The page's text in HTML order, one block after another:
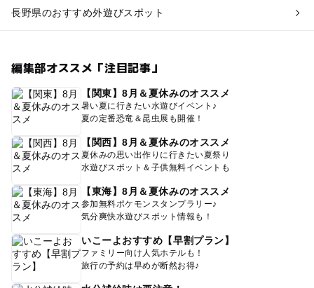
長野県のおすすめ外遊びスポット
編集部オススメ「注目記事」
【関東】8月＆夏休みのオススメ
暑い夏に行きたい水遊びイベント♪
夏の定番恐竜＆昆虫展も開催！
【関西】8月＆夏休みのオススメ
夏休みの思い出作りに行きたい夏祭り
水遊びスポット＆子供無料イベントも
【東海】8月＆夏休みのオススメ
参加無料ポケモンスタンプラリー♪
気分爽快水遊びスポット情報も！
いこーよおすすめ【早割プラン】
ファミリー向け人気ホテルも！
旅行の予約は早めが断然お得♪